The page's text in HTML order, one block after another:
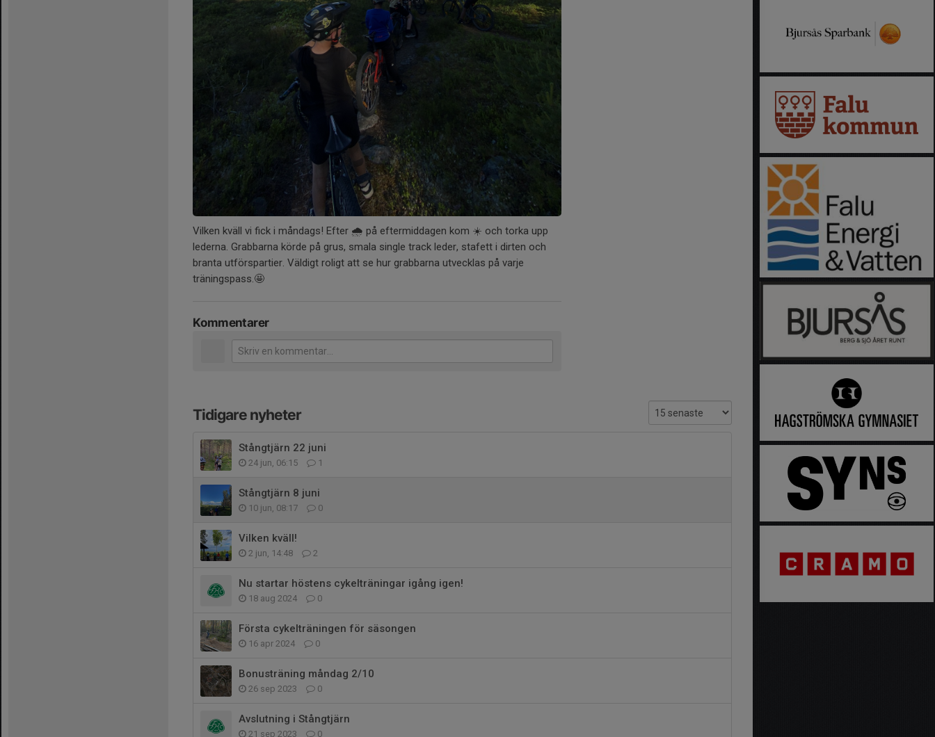
Vilken kväll vi fick i måndags! Efter 🌧️ på eftermiddagen kom ☀️ och torka upp
lederna. Grabbarna körde på grus, smala single track leder, stafett i dirten och
branta utförspartier. Väldigt roligt att se hur grabbarna utvecklas på varje
träningspass.🤩
Kommentarer
Tidigare nyheter
Stångtjärn 22 juni
24 jun, 06:15 1
Stångtjärn 8 juni
10 jun, 08:17 0
Vilken kväll!
2 jun, 14:48 2
Nu startar höstens cykelträningar igång igen!
18 aug 2024 0
Första cykelträningen för säsongen
16 apr 2024 0
Bonusträning måndag 2/10
26 sep 2023 0
Avslutning i Stångtjärn
21 sep 2023 0